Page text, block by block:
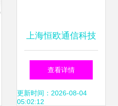
上海恒欧通信科技
门禁考勤与智能安
全一体化解决方案
查看详情
更新时间：2026-08-04
05:02:12